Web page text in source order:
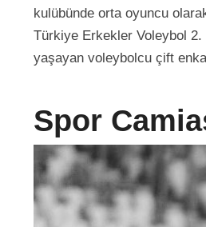
kulübünde orta oyuncu
Türkiye Erkekler Voleybol 2.
yaşayan voleybolcu çift
Spor